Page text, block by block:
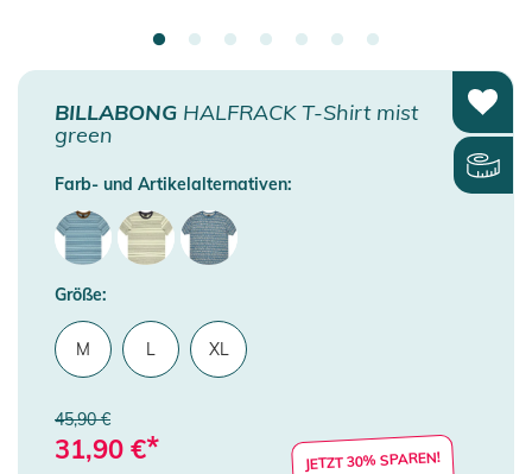
BILLABONG HALFRACK T-Shirt mist
green
Farb- und Artikelalternativen:
Größe:
M L XL
45,90 €
31,90 €* JETZT 30% SPAREN!